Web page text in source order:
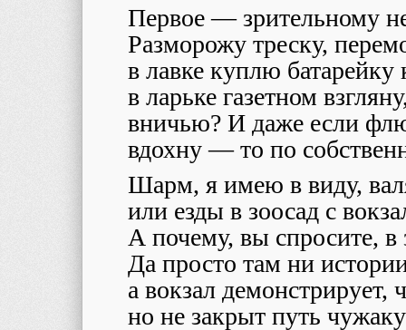
Первое — зрительному
Разморожу треску,
в лавке куплю батарейку
в ларьке газетном
вничью? И даже если
вдохну — то по
Шарм, я имею в виду,
или езды в зоосад с
А почему, вы спросите, в
Да просто там ни
а вокзал
но не закрыт путь